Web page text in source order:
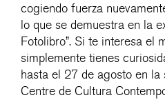
cogiendo fuerza
lo que se demuestra en la
Fotolibro”. Si te interesa el
simplemente tienes
hasta el 27 de agosto en la
Centre de Cultura